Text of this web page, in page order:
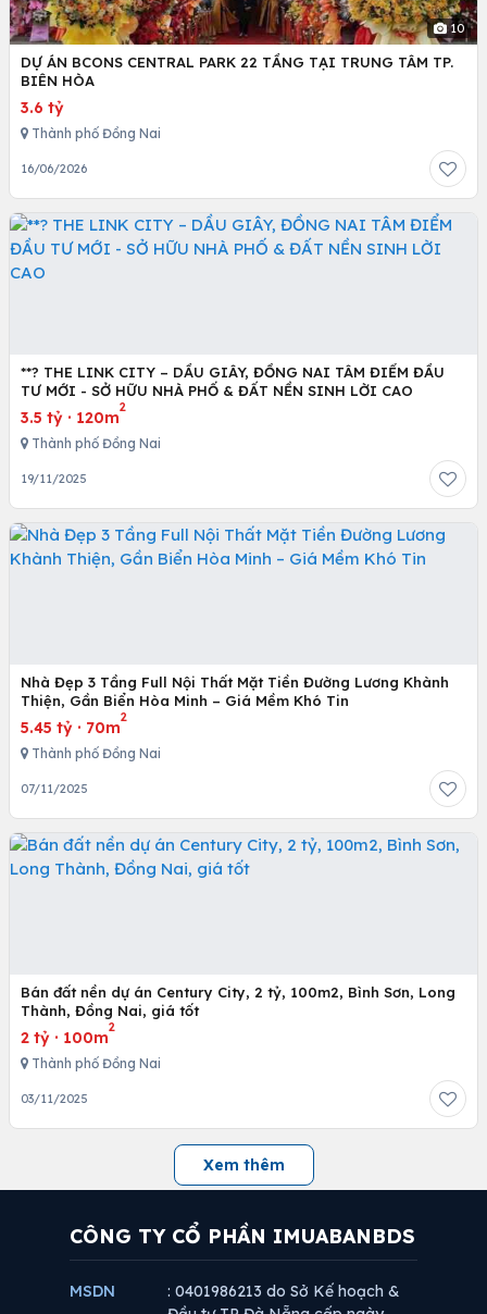
10
DỰ ÁN BCONS CENTRAL PARK 22 TẦNG TẠI TRUNG TÂM TP.
BIÊN HÒA
3.6 tỷ
Thành phố Đồng Nai
16/06/2026
**? THE LINK CITY – DẦU GIÂY, ĐỒNG NAI TÂM ĐIỂM ĐẦU
TƯ MỚI - SỞ HỮU NHÀ PHỐ & ĐẤT NỀN SINH LỜI CAO
3.5 tỷ · 120m
2
Thành phố Đồng Nai
19/11/2025
Nhà Đẹp 3 Tầng Full Nội Thất Mặt Tiền Đường Lương Khành
Thiện, Gần Biển Hòa Minh – Giá Mềm Khó Tin
5.45 tỷ · 70m
2
Thành phố Đồng Nai
07/11/2025
Bán đất nền dự án Century City, 2 tỷ, 100m2, Bình Sơn, Long
Thành, Đồng Nai, giá tốt
2 tỷ · 100m
2
Thành phố Đồng Nai
03/11/2025
Xem thêm
CÔNG TY CỔ PHẦN IMUABANBDS
MSDN
: 0401986213 do Sở Kế hoạch &